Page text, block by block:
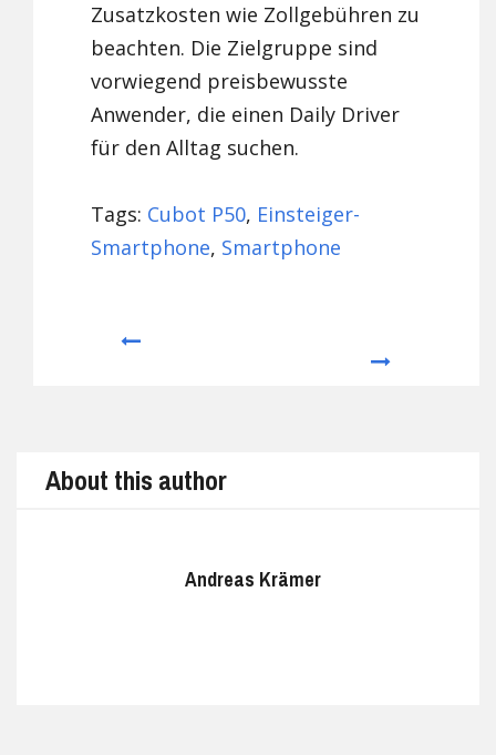
Zusatzkosten wie Zollgebühren zu
beachten. Die Zielgruppe sind
vorwiegend preisbewusste
Anwender, die einen Daily Driver
für den Alltag suchen.
Tags: Cubot P50, Einsteiger-
Smartphone, Smartphone
About this author
Andreas Krämer